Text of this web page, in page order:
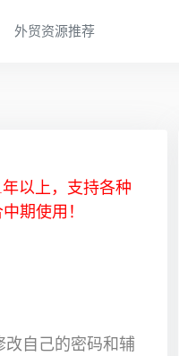
外贸资源推荐
以上，支持各种
期使用！
改自己的密码和辅